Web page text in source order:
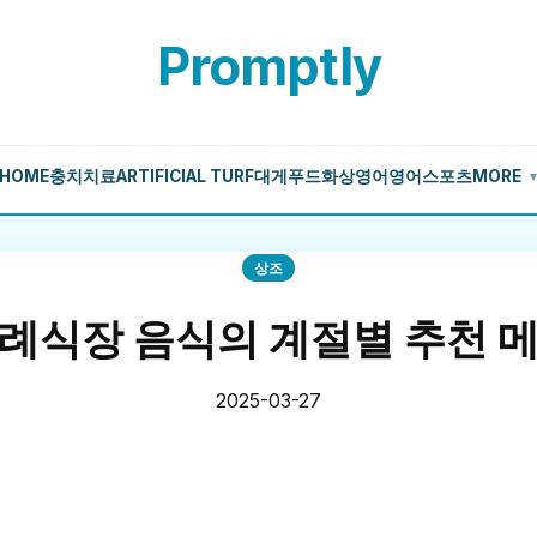
Promptly
충치치료ARTIFICIAL TURF대게 푸드화상영어 영어 스포츠MORE
상조
식장 음식의 계절별 추천
2025-03-27